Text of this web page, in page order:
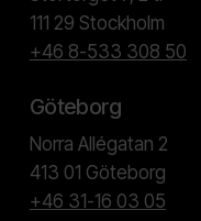
111 29 Stockholm
+46 8-533 308 50
Göteborg
Norra Allégatan 2
413 01 Göteborg
+46 31-16 03 05